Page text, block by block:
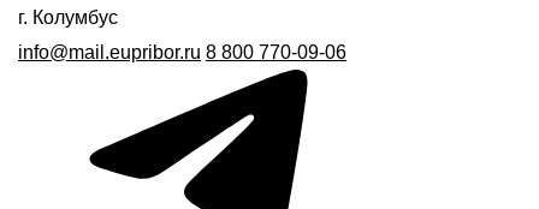
г. Колумбус
info@mail.eupribor.ru 8 800 770-09-06